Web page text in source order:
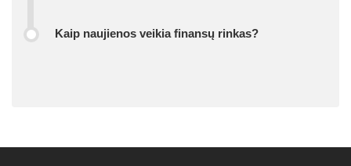
Kaip naujienos veikia finansų rinkas?